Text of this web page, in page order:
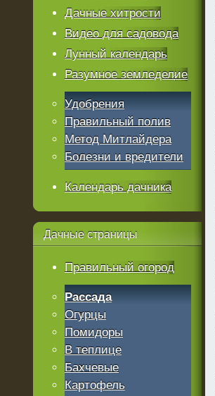
Дачные хитрости
Видео для садовода
Лунный календарь
Разумное земледелие
Удобрения
Правильный полив
Метод Митлайдера
Болезни и вредители
Календарь дачника
Дачные страницы
Правильный огород
Рассада
Огурцы
Помидоры
В теплице
Бахчевые
Картофель